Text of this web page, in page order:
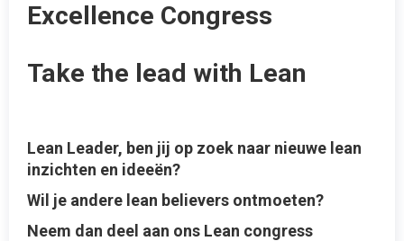
Excellence Congress
Take the lead with Lean
Lean Leader, ben jij op zoek naar nieuwe lean
inzichten en ideeën?
Wil je andere lean believers ontmoeten?
Neem dan deel aan ons Lean congress